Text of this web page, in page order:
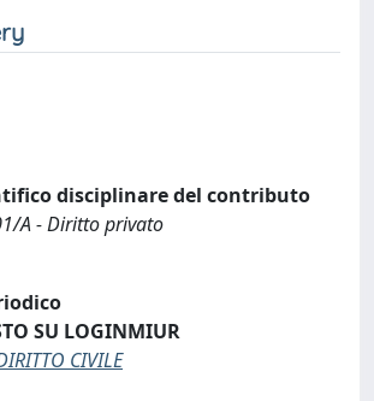
disciplinare del contributo
A - Diritto privato
SU LOGINMIUR
CIVILE